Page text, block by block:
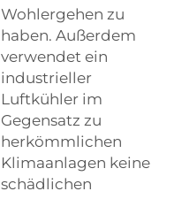
Wohlergehen zu
haben. Außerdem
verwendet ein
industrieller
Luftkühler im
Gegensatz zu
herkömmlichen
Klimaanlagen keine
schädlichen